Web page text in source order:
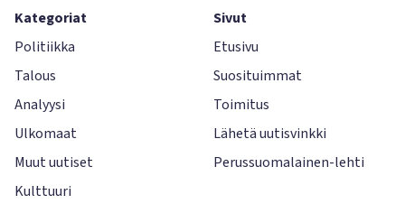
Kategoriat
Politiikka
Talous
Analyysi
Ulkomaat
Muut uutiset
Kulttuuri
Sivut
Etusivu
Suosituimmat
Toimitus
Lähetä uutisvinkki
Perussuomalainen-lehti